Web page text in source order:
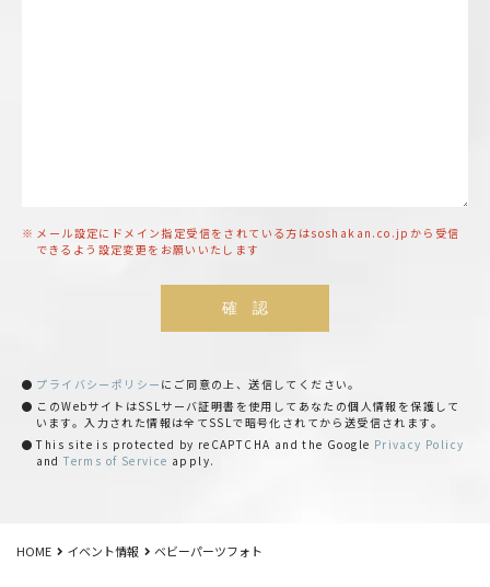
メール設定にドメイン指定受信をされている方はsoshakan.co.jpから受信
できるよう設定変更をお願いいたします
プライバシーポリシー にご同意の上、送信してください。
このWebサイトはSSLサーバ証明書を使用してあなたの個人情報を保護して
います。入力された情報は全てSSLで暗号化されてから送受信されます。
This site is protected by reCAPTCHA and the Google Privacy Policy
andTerms of Service apply.
HOME イベント情報 ベビーパーツフォト